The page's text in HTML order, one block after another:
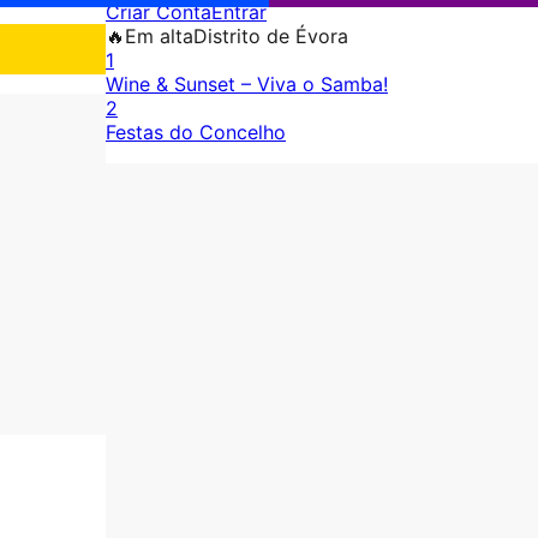
Criar ContaEntrar
🔥 Em altaDistrito de Évora
1
Wine & Sunset – Viva o Samba!
2
Festas do Concelho